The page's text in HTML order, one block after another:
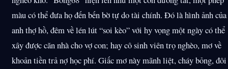
màu có thể đưa họ đến bến bờ tự do tài chính. Đó là hình ảnh của
anh thợ hồ, đêm về lén lút “soi kèo” với hy vọng một ngày có thể
xây được căn nhà cho vợ con; hay cô sinh viên trọ nghèo, mơ về
khoản tiền trả nợ học phí. Giấc mơ này mãnh liệt, cháy bỏng, đôi